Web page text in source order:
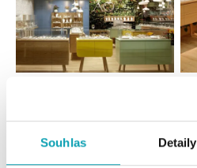
Souhlas Detaily
Plzeňská 8, 150 00 Praha 5 - Anděl
tel.: +420736509250